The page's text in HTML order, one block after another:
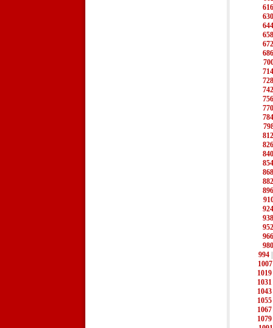
616
630
644
658
672
686
714
728
742
756
770
784
812
826
840
854
868
882
896
924
938
952
966
980
994
1007
1019
1031
1043
1055
1067
1079